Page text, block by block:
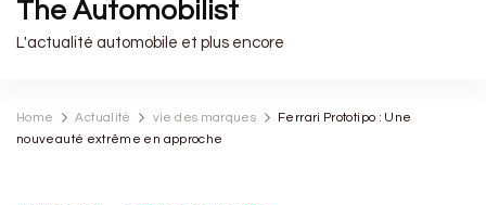
The Automobilist
L'actualité automobile et plus encore
Home Actualité vie des marques
Ferrari Prototipo : Une
nouveauté extrême en approche